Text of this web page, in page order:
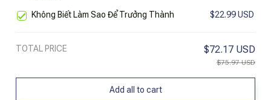
Không Biết Làm Sao Để Trưởng Thành $22.99 USD
TOTAL PRICE $72.17 USD
$75.97 USD
Add all to cart